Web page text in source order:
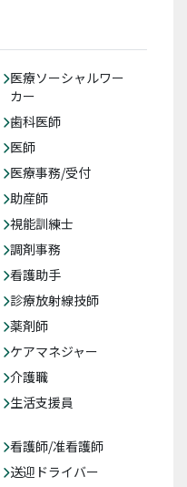
医療ソーシャルワー
カー
歯科医師
医師
医療事務/受付
助産師
視能訓練士
調剤事務
看護助手
診療放射線技師
薬剤師
ケアマネジャー
介護職
生活支援員
看護師/准看護師
送迎ドライバー